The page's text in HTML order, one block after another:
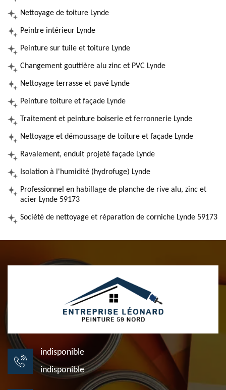
Nettoyage de toiture Lynde
Peintre intérieur Lynde
Peinture sur tuile et toiture Lynde
Changement gouttière alu zinc et PVC Lynde
Nettoyage terrasse et pavé Lynde
Peinture toiture et façade Lynde
Traitement et peinture boiserie et ferronnerie Lynde
Nettoyage et démoussage de toiture et façade Lynde
Ravalement, enduit projeté façade Lynde
Isolation à l'humidité (hydrofuge) Lynde
Professionnel en habillage de planche de rive alu, zinc et
acier Lynde 59173
Société de nettoyage et réparation de corniche Lynde 59173
indisponible
indisponible